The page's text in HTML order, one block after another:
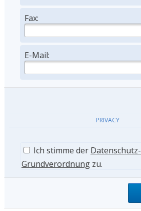
Fax:
E-Mail:
PRIVACY
Ich stimme der Datenschutz-
Grundverordnungzu.